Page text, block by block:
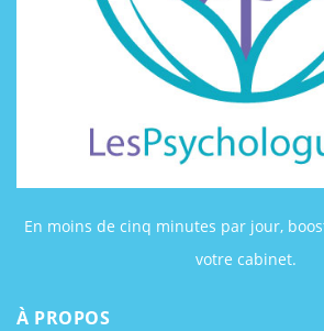
En moins de cinq minutes par jour,
votre cabinet.
À PROPOS